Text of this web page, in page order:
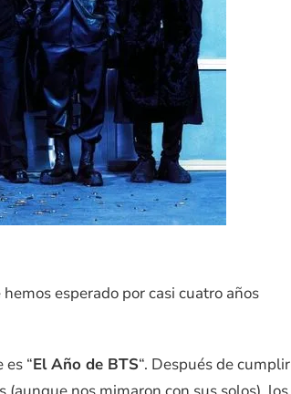
esperado por casi cuatro años
“El Año de BTS“. Después de cumplir